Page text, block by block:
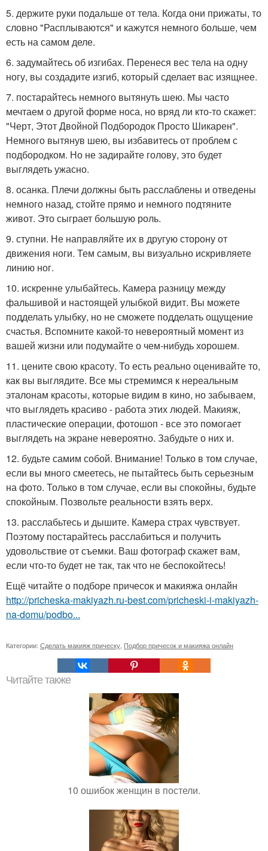
5. держите руки подальше от тела. Когда они прижаты, то
словно "Расплываются" и кажутся немного больше, чем
есть на самом деле.
6. задумайтесь об изгибах. Перенеся вес тела на одну
ногу, вы создадите изгиб, который сделает вас изящнее.
7. постарайтесь немного вытянуть шею. Мы часто
мечтаем о другой форме носа, но вряд ли кто-то скажет:
"Черт, Этот Двойной Подбородок Просто Шикарен".
Немного вытянув шею, вы избавитесь от проблем с
подбородком. Но не задирайте голову, это будет
выглядеть ужасно.
8. осанка. Плечи должны быть расслаблены и отведены
немного назад, стойте прямо и немного подтяните
живот. Это сыграет большую роль.
9. ступни. Не направляйте их в другую сторону от
движения ноги. Тем самым, вы визуально искривляете
линию ног.
10. искренне улыбайтесь. Камера разницу между
фальшивой и настоящей улыбкой видит. Вы можете
подделать улыбку, но не сможете подделать ощущение
счастья. Вспомните какой-то невероятный момент из
вашей жизни или подумайте о чем-нибудь хорошем.
11. цените свою красоту. То есть реально оценивайте то,
как вы выглядите. Все мы стремимся к нереальным
эталонам красоты, которые видим в кино, но забываем,
что выглядеть красиво - работа этих людей. Макияж,
пластические операции, фотошоп - все это помогает
выглядеть на экране невероятно. Забудьте о них и.
12. будьте самим собой. Внимание! Только в том случае,
если вы много смеетесь, не пытайтесь быть серьезным
на фото. Только в том случае, если вы спокойны, будьте
спокойным. Позвольте реальности взять верх.
13. расслабьтесь и дышите. Камера страх чувствует.
Поэтому постарайтесь расслабиться и получить
удовольствие от съемки. Ваш фотограф скажет вам,
если что-то будет не так, так что не беспокойтесь!
Ещё читайте о подборе причесок и макияжа онлайн
http://pricheska-makiyazh.ru-best.com/pricheski-i-makiyazh-
na-domu/podbo...
Категории: Сделать макияж прическу Подбор причесок и макияжа онлайн
Читайте также
10 ошибок женщин в постели.